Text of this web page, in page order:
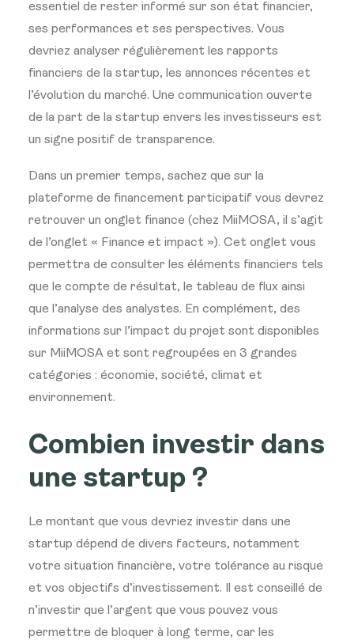
essentiel de rester informé sur son état financier,
ses performances et ses perspectives. Vous
devriez analyser régulièrement les rapports
financiers de la startup, les annonces récentes et
l’évolution du marché. Une communication ouverte
de la part de la startup envers les investisseurs est
un signe positif de transparence.
Dans un premier temps, sachez que sur la
plateforme de financement participatif vous devrez
retrouver un onglet finance (chez MiiMOSA, il s’agit
de l’onglet « Finance et impact »). Cet onglet vous
permettra de consulter les éléments financiers tels
que le compte de résultat, le tableau de flux ainsi
que l’analyse des analystes. En complément, des
informations sur l’impact du projet sont disponibles
sur MiiMOSA et sont regroupées en 3 grandes
catégories : économie, société, climat et
environnement.
Combien investir dans
une startup ?
Le montant que vous devriez investir dans une
startup dépend de divers facteurs, notamment
votre situation financière, votre tolérance au risque
et vos objectifs d’investissement. Il est conseillé de
n’investir que l’argent que vous pouvez vous
permettre de bloquer à long terme, car les